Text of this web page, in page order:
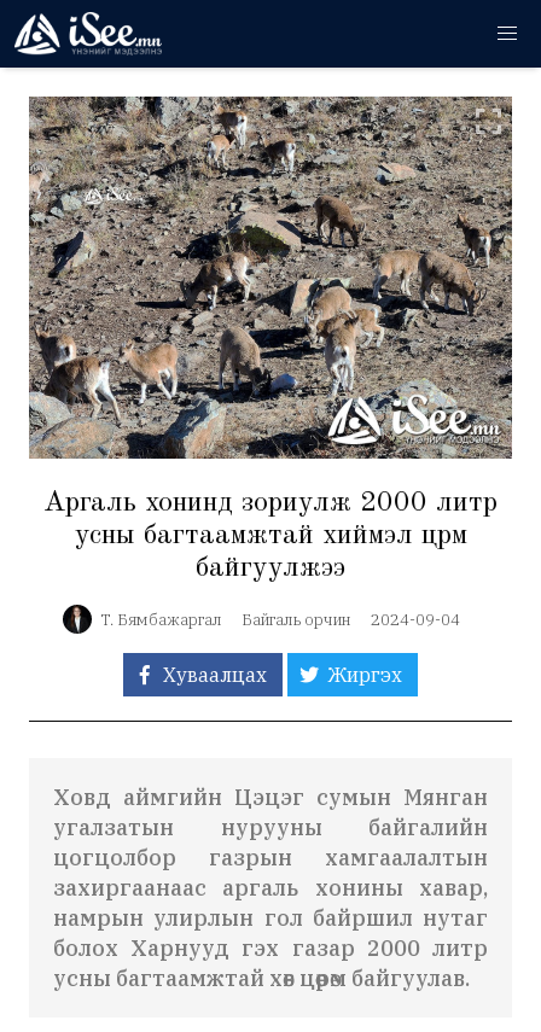
Аргаль хонинд зориулж 2000 литр
усны багтаамжтай хиймэл цөөрөм
байгуулжээ
Т. Бямбажаргал Байгаль орчин 2024-09-04
Хуваалцах Жиргэх
Ховд аймгийн Цэцэг сумын Мянган
угалзатын нурууны байгалийн
цогцолбор газрын хамгаалалтын
захиргаанаас аргаль хонины хавар,
намрын улирлын гол байршил нутаг
болох Харнууд гэх газар 2000 литр
усны багтаамжтай хөв цөөрөм байгуулав.